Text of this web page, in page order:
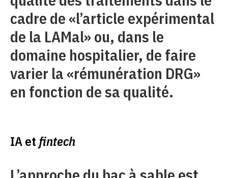
cadre de «l’article expérimental
de la LAMal» ou, dans le
domaine hospitalier, de faire
varier la «rémunération DRG»
en fonction de sa qualité.
IA et fintech